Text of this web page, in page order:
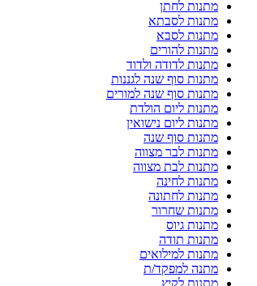
מתנות לחתן
מתנות לסבתא
מתנות לסבא
מתנות להורים
מתנות לדודה ולדוד
מתנות סוף שנה לגננות
מתנות סוף שנה למורים
מתנות ליום הולדת
מתנות ליום נישואין
מתנות סוף שנה
מתנות לבר מצווה
מתנות לבת מצווה
מתנות לחינה
מתנות לחתונה
מתנות שחרור
מתנות גיוס
מתנות תודה
מתנות למילואים
מתנה למפקד/ת
מתנות לקיץ